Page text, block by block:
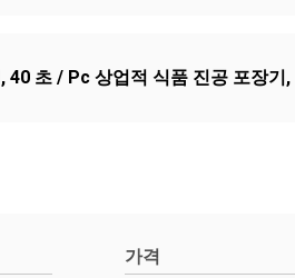
, 40 초 / Pc 상업적 식품 진공 포장기,
가격